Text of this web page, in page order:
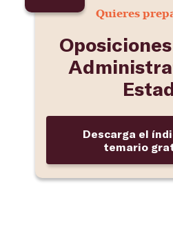
Quieres
Descarga el
temario